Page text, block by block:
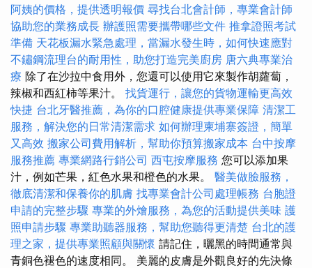
阿姨的價格，提供透明報價 尋找台北會計師，專業會計師
協助您的業務成長 辦護照需要攜帶哪些文件 推拿證照考試
準備 天花板漏水緊急處理，當漏水發生時，如何快速應對
不鏽鋼流理台的耐用性，助您打造完美廚房 唐六典專業治
療 除了在沙拉中食用外，您還可以使用它來製作胡蘿蔔，
辣椒和西紅柿等果汁。 找貨運行，讓您的貨物運輸更高效
快捷 台北牙醫推薦，為你的口腔健康提供專業保障 清潔工
服務，解決您的日常清潔需求 如何辦理柬埔寨簽證，簡單
又高效 搬家公司費用解析，幫助你預算搬家成本 台中按摩
服務推薦 專業網路行銷公司 西屯按摩服務 您可以添加果
汁，例如芒果，紅色水果和橙色的水果。 醫美做臉服務，
徹底清潔和保養你的肌膚 找專業會計公司處理帳務 台胞證
申請的完整步驟 專業的外燴服務，為您的活動提供美味 護
照申請步驟 專業助聽器服務，幫助您聽得更清楚 台北的護
理之家，提供專業照顧與關懷 請記住，曬黑的時間通常與
青銅色褪色的速度相同。 美麗的皮膚是外觀良好的先決條